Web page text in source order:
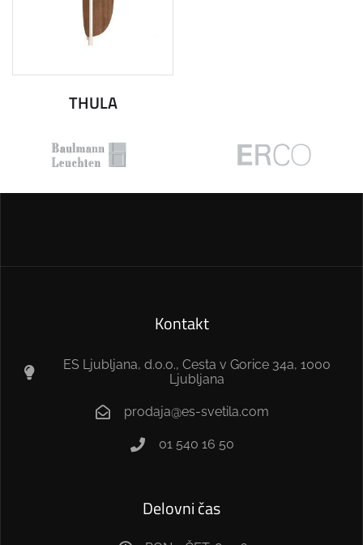
THULA
Kontakt
ES Ljubljana, d.o.o., Cesta v Gorice 34a, 1000
Ljubljana
prodaja@es-svetila.com
01 540 16 50
Delovni čas